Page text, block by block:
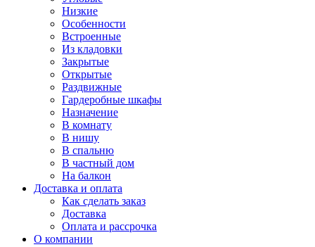
Низкие
Особенности
Встроенные
Из кладовки
Закрытые
Открытые
Раздвижные
Гардеробные шкафы
Назначение
В комнату
В нишу
В спальню
В частный дом
На балкон
Доставка и оплата
Как сделать заказ
Доставка
Оплата и рассрочка
О компании